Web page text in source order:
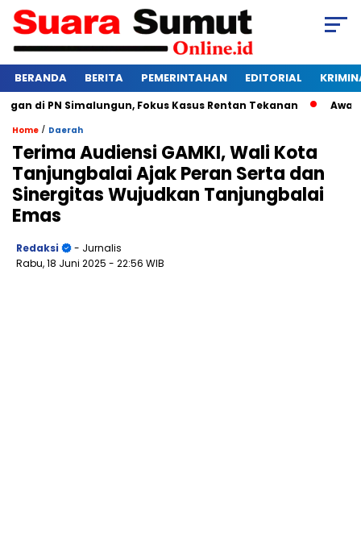
BERANDA BERITA PEMERINTAHAN EDITORIAL
PN Simalungun, Fokus Kasus Rentan Tekanan Awas
Home / Daerah
Terima Audiensi GAMKI, Wali Kota
Tanjungbalai Ajak Peran Serta dan
Sinergitas Wujudkan Tanjungbalai
Emas
Redaksi
- Jurnalis
Rabu, 18 Juni 2025 - 22:56 WIB